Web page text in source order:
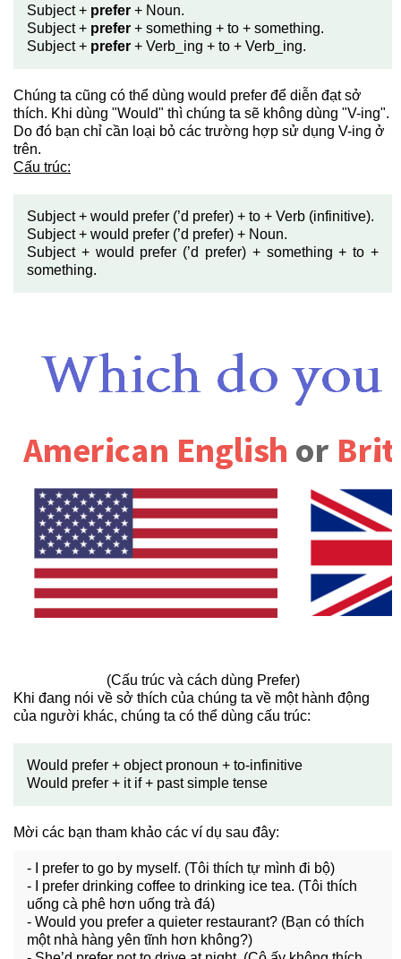
Subject + prefer + Noun.
Subject + prefer + something + to + something.
Subject + prefer + Verb_ing + to + Verb_ing.
Chúng ta cũng có thể dùng would prefer để diễn đạt sở
thích. Khi dùng "Would" thì chúng ta sẽ không dùng "V-ing".
Do đó bạn chỉ cần loại bỏ các trường hợp sử dụng V-ing ở
trên.
Cấu trúc:
Subject + would prefer (’d prefer) + to + Verb (infinitive).
Subject + would prefer (’d prefer) + Noun.
Subject + would prefer (’d prefer) + something + to +
something.
(Cấu trúc và cách dùng Prefer)
Khi đang nói về sở thích của chúng ta về một hành động
của người khác, chúng ta có thể dùng cấu trúc:
Would prefer + object pronoun + to-infinitive
Would prefer + it if + past simple tense
Mời các bạn tham khảo các ví dụ sau đây:
- I prefer to go by myself. (Tôi thích tự mình đi bộ)
- I prefer drinking coffee to drinking ice tea. (Tôi thích
uống cà phê hơn uống trà đá)
- Would you prefer a quieter restaurant? (Bạn có thích
một nhà hàng yên tĩnh hơn không?)